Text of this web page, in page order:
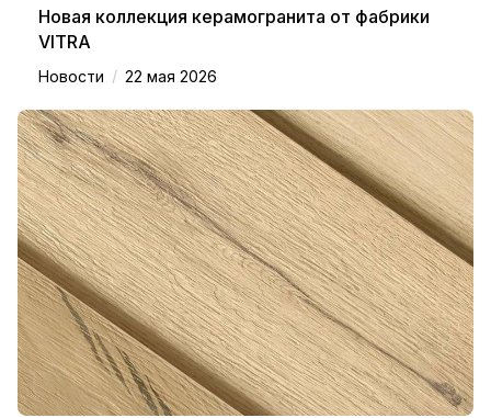
Новая коллекция керамогранита от фабрики
VITRA
Новости / 22 мая 2026